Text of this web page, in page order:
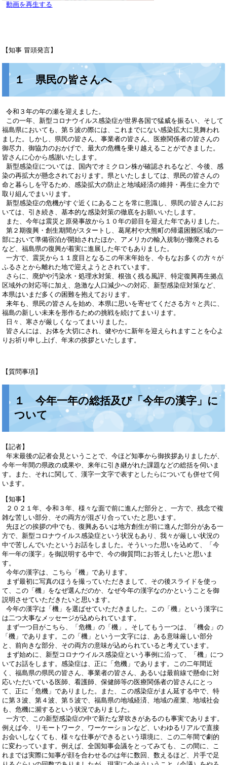
動画を再生する
【知事 冒頭発言】
１ 県民の皆さんへ
令和３年の年の瀬を迎えました。
この一年、新型コロナウイルス感染症が世界各国で猛威を振るい、そして
福島県においても、第５波の際には、これまでにない感染拡大に見舞われ
ました。しかし、県民の皆さん、事業者の皆さん、医療関係者の皆さんの
御尽力、御協力のおかげで、最大の危機を乗り越えることができました。
皆さんに心から感謝いたします。
新型感染症については、国内でオミクロン株が確認されるなど、今後、感
染の再拡大が懸念されております。県といたしましては、県民の皆さんの
命と暮らしを守るため、感染拡大の防止と地域経済の維持・再生に全力で
取り組んでまいります。
新型感染症の危機がすぐ近くにあることを常に意識し、県民の皆さんにお
いては、引き続き、基本的な感染対策の徹底をお願いいたします。
また、今年は震災と原発事故から１０年の節目を迎えた年でありました。
第２期復興・創生期間がスタートし、葛尾村や大熊町の帰還困難区域の一
部において準備宿泊が開始されたほか、アメリカの輸入規制が撤廃される
など、福島県の復興が着実に進展した年でもありました。
一方で、震災から１１度目となるこの年末年始を、今もなお多くの方々が
ふるさとから離れた地で迎えようとされています。
さらに、廃炉や汚染水・処理水対策、根強く残る風評、特定復興再生拠点
区域外の対応等に加え、急激な人口減少への対応、新型感染症対策など、
本県はいまだ多くの困難を抱えております。
来年も、県民の皆さんを始め、本県に思いを寄せてくださる方々と共に、
福島の新しい未来を形作るための挑戦を続けてまいります。
日々、寒さが厳しくなってまいりました。
皆さんには、お体を大切にされ、健やかに新年を迎えられますことを心よ
りお祈り申し上げ、年末の挨拶といたします。
【質問事項】
１ 今年一年の総括及び「今年の漢字」に
ついて
【記者】
年末最後の記者会見ということで、今ほど知事から御挨拶ありましたが、
今年一年間の県政の成果や、来年に引き継がれた課題などの総括を伺いま
す。また、それに関して、漢字一文字で表すとしたらについても併せて伺
います。
【知事】
２０２１年、令和３年、様々な面で前に進んだ部分と、一方で、残念で複
雑な苦しい部分、その両方が混ざり合っていたと思います。
先ほどの挨拶の中でも、復興あるいは地方創生が前に進んだ部分がある一
方で、新型コロナウイルス感染症という状況もあり、我々が厳しい状況の
中で苦しんでいたというお話をしました。そういった思いを込めて、「今
年一年の漢字」を御説明する中で、今の御質問にお答えしたいと思いま
す。
今年の漢字は、こちら「機」であります。
まず最初に写真のほうを撮っていただきまして、その後スライドを使っ
て、この「機」をなぜ選んだのか、なぜ今年の漢字なのかということを御
説明させていただきたいと思います。
今年の漢字は「機」を選ばせていただきました。この「機」という漢字に
は二つ大事なメッセージが込められています。
まず一つ目がこちら、「危機」の「機」。そしてもう一つは、「機会」の
「機」であります。この「機」という一文字には、ある意味厳しい部分
と、前向きな部分、その両方の意味が込められていると考えています。
まず始めに、新型コロナウイルス感染症という事例に沿って、「機」につ
いてお話をします。感染症は、正に「危機」であります。この二年間近
く、福島県の県民の皆さん、事業者の皆さん、あるいは最前線で懸命に対
応いただいている医師、看護師、保健師等の医療関係者の皆さんにとっ
て、正に「危機」でありました。また、この感染症がまん延する中で、特
に第３波、第４波、第５波で、福島県の地域経済、地域の産業、地域社会
も、危機に瀕するという状況でありました。
一方で、この新型感染症の中で新たな芽吹きがあるのも事実であります。
例えば今、リモートワーク、ワーケーションなど、いわゆるリアルで直接
お会いしなくても、様々な仕事ができるという環境に、この二年間で劇的
に変わっています。例えば、全国知事会議をとってみても、この間に、こ
れまでは実際に知事が顔を合わせるのは年に数回、数えるほど、片手で足